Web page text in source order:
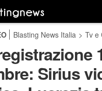
Blasting News Italia > Tv e
Sirius